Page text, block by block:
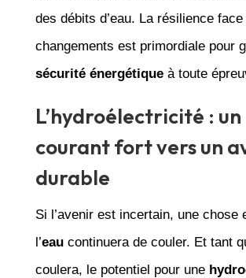
des débits d’eau. La résilience
changements est primordiale pour
sécurité énergétiqueà toute
L’hydroélectricité : un
courant fort vers un
durable
Si l’avenir est incertain, une chose
l’eaucontinuera de couler. Et tant
coulera, le potentiel pour une